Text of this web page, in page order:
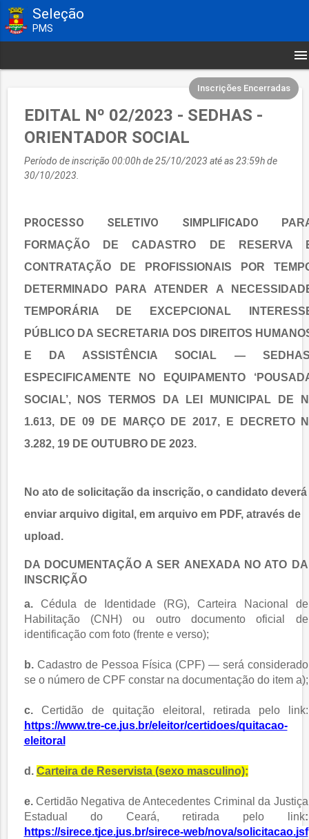
Seleção
PMS
menu
Inscrições Encerradas
EDITAL Nº 02/2023 - SEDHAS -
ORIENTADOR SOCIAL
Período de inscrição 00:00h de 25/10/2023 até as 23:59h de
30/10/2023.
PROCESSO SELETIVO SIMPLIFICADO
FORMAÇÃO DE CADASTRO DE RESERVA
CONTRATAÇÃO DE PROFISSIONAIS POR
DETERMINADO PARA ATENDER A
TEMPORÁRIA DE EXCEPCIONAL
PÚBLICO DA SECRETARIA DOS DIREITOS
E DA ASSISTÊNCIA SOCIAL —
ESPECIFICAMENTE NO EQUIPAMENTO
SOCIAL’, NOS TERMOS DA LEI MUNICIPAL DE
1.613, DE 09 DE MARÇO DE 2017, E
DECRETO
3.282, 19 DE OUTUBRO DE 2023.
No ato de solicitação da inscrição, o candidato deverá
enviar arquivo digital, em arquivo em PDF, através de
upload.
DA DOCUMENTAÇÃO A SER ANEXADA NO ATO DA
INSCRIÇÃO
a. Cédula de Identidade (RG), Carteira Nacional de
Habilitação (CNH) ou outro documento oficial de
identificação com foto (frente e verso);
b. Cadastro de Pessoa Física (CPF) — será considerado
se o número de CPF constar na documentação do item a);
c. Certidão de quitação eleitoral, retirada pelo link:
https://www.tre-ce.jus.br/eleitor/certidoes/quitacao-
eleitoral
d. Carteira de Reservista (sexo masculino);
e. Certidão Negativa de Antecedentes Criminal da Justiça
Estadual do Ceará, retirada pelo link:
https://sirece.tjce.jus.br/sirece-web/nova/solicitacao.jsf